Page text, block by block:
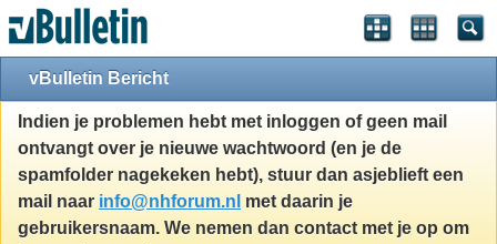
vBulletin Bericht
Indien je problemen hebt met inloggen of geen mail
ontvangt over je nieuwe wachtwoord (en je de
spamfolder nagekeken hebt), stuur dan asjeblieft een
mail naar info@nhforum.nl met daarin je
gebruikersnaam. We nemen dan contact met je op om